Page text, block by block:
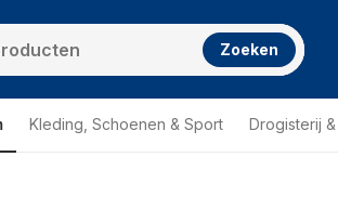
Zoeken
Kleding, Schoenen & Sport Drogisterij